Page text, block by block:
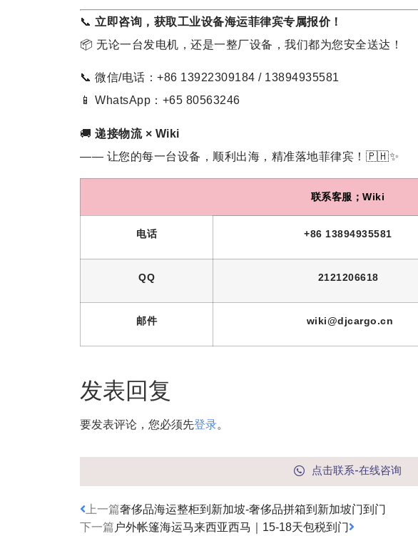
📞 立即咨询，获取工业设备海运菲律宾专属报价！
📦 无论一台发电机，还是一整厂设备，我们都为您安全送达！
📞 微信/电话：+86 13922309184 / 13894935581
📱 WhatsApp：+65 80563246
🚚 递接物流 × Wiki
—— 让您的每一台设备，顺利出海，精准落地菲律宾！🇵🇭✨
联系客服；Wiki
电话 +86 13894935581
QQ 2121206618
邮件 wiki@djcargo.cn
发表回复
要发表评论，您必须先登录。
点击联系-在线咨询
上一篇奢侈品海运整柜到新加坡-奢侈品拼箱到新加坡门到门
下一篇 户外帐篷海运马来西亚西马｜15-18天包税到门